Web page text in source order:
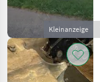
Kleinanzeige